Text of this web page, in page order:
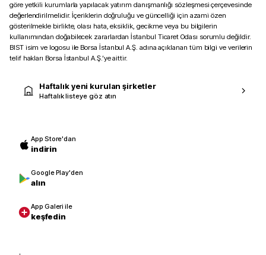
göre yetkili kurumlarla yapılacak yatırım danışmanlığı sözleşmesi çerçevesinde
değerlendirilmelidir. İçeriklerin doğruluğu ve güncelliği için azami özen
gösterilmekle birlikte, olası hata, eksiklik, gecikme veya bu bilgilerin
kullanımından doğabilecek zararlardan İstanbul Ticaret Odası sorumlu değildir.
BIST isim ve logosu ile Borsa İstanbul A.Ş. adına açıklanan tüm bilgi ve verilerin
telif hakları Borsa İstanbul A.Ş.’ye aittir.
Haftalık yeni kurulan şirketler
Haftalık listeye göz atın
App Store'dan
indirin
Google Play'den
alın
App Galeri ile
keşfedin